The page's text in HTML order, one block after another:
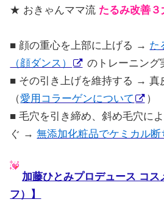
★ おきゃんママ流 たるみ改善
■ 顔の重心を上部に上げる → た
（顔ダンス）
のトレーニン
■ その引き上げを維持する → 真
（愛用コラーゲンについて
）
■ 毛穴を引き締め、斜め毛穴に
ぐ →無添加化粧品でケミカル断
加藤ひとみプロデュース コス
フ）】